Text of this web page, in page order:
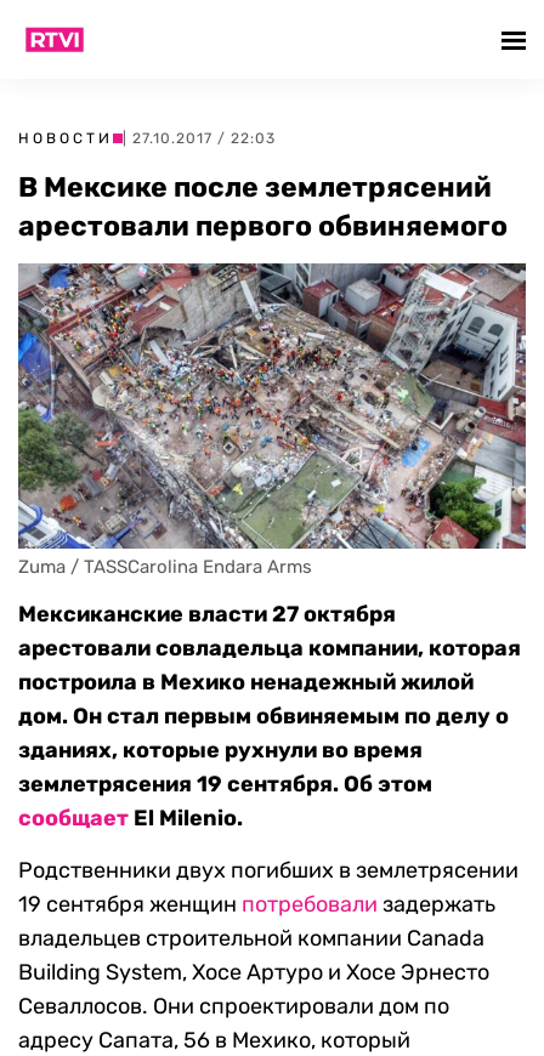
НОВОСТИ | 27.10.2017 / 22:03
В Мексике после землетрясений
арестовали первого обвиняемого
Zuma / TASSCarolina Endara Arms
Мексиканские власти 27 октября
арестовали совладельца компании, которая
построила в Мехико ненадежный жилой
дом. Он стал первым обвиняемым по делу о
зданиях, которые рухнули во время
землетрясения 19 сентября. Об этом
сообщает El Milenio.
Родственники двух погибших в землетрясении
19 сентября женщин потребовали задержать
владельцев строительной компании Canada
Building System, Хосе Артуро и Хосе Эрнесто
Севаллосов. Они спроектировали дом по
адресу Сапата, 56 в Мехико, который